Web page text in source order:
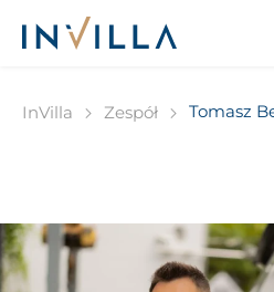
InVilla Zespół Tomasz